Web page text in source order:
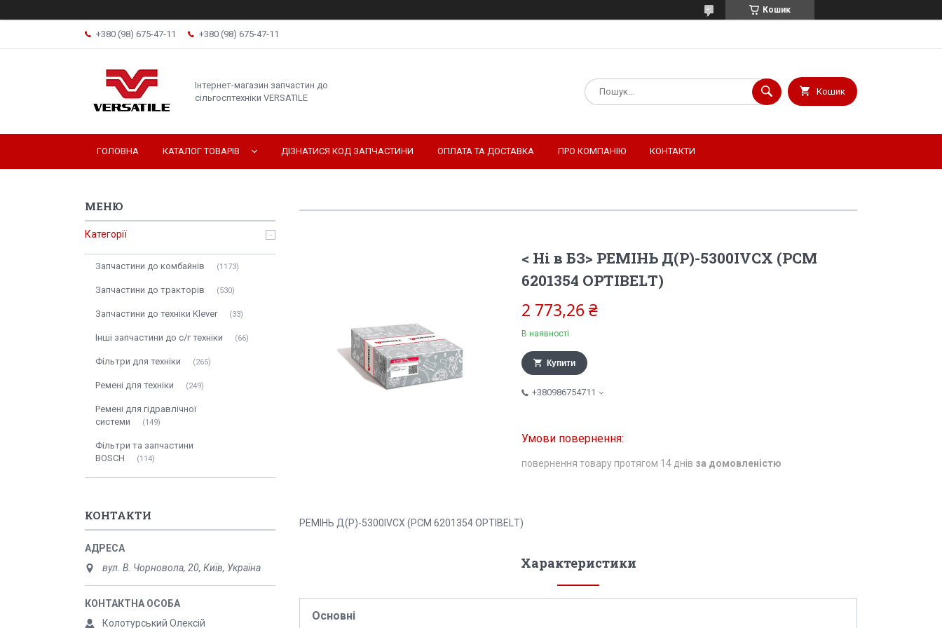
Кошик
+380 (98) 675-47-11 +380 (98) 675-47-11
Інтернет-магазин запчастин до
сільгосптехніки VERSATILE
Кошик
ГОЛОВНА КАТАЛОГ ТОВАРІВ ДІЗНАТИСЯ КОД ЗАПЧАСТИНИ ОПЛАТА ТА ДОСТАВКА ПРО КОМПАНІЮ КОНТАКТИ
< Ні в БЗ> РЕМІНЬ Д(Р)-5300IVСХ (РСМ
6201354 ОРТIВЕLТ)
2 773,26 ₴
В наявності
Купити
+380986754711
повернення товару протягом 14 днів за домовленістю
РЕМІНЬ Д(Р)-5300IVСХ (РСМ 6201354 ОРТIВЕLТ)
Характеристики
Основні
Категорії
Запчастини до комбайнів 1173
Запчастини до тракторів 530
Запчастини до техніки Klever 33
Інші запчастини до с/г техніки 66
Фільтри для техніки 265
Ремені для техніки 249
Ремені для гідравлічної
системи
149
Фільтри та запчастини
BOSCH
114
КОНТАКТИ
вул. В. Чорновола, 20, Київ, Україна
Колотурський Олексій